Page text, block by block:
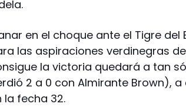
en el choque ante el Tigre
las aspiraciones verdinegras
la victoria quedará a tan
2 a 0 con Almirante Brown),
la fecha 32.